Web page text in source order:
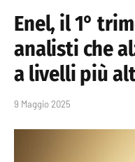
Enel, il 1°
analisti che
a livelli più
9 Maggio 2025